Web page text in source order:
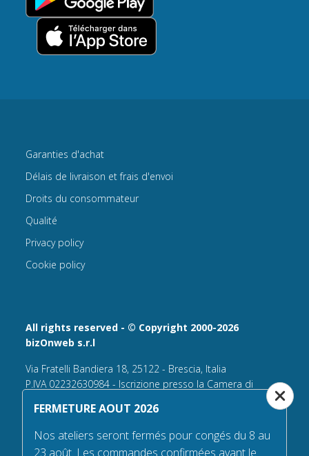
All rights reserved - © Copyright 2000-2026
bizOnweb s.r.l
Via Fratelli Bandiera 18, 25122 - Brescia, Italia
P.IVA 02232630984 - Iscrizione presso la Camera di
n° REA 432569 Capitale sociale versato Euro 25.000,00.
Tel +39.030 6394506
Garanties d'achat
Délais de livraison et frais d'envoi
Droits du consommateur
Qualité
Privacy policy
Cookie policy
FERMETURE AOUT 2026
Nos ateliers seront fermés pour congés du 8 au
23 août. Les commandes confirmées avant le